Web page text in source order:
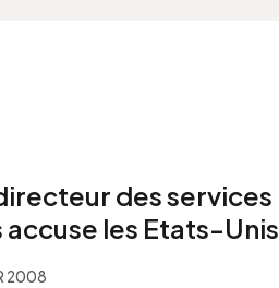
des services
les Etats-Unis
2008